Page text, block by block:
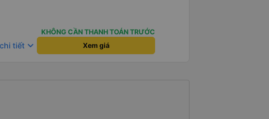
KHÔNG CẦN THANH TOÁN TRƯỚC
tiết keyboard_arrow_down Xem giá